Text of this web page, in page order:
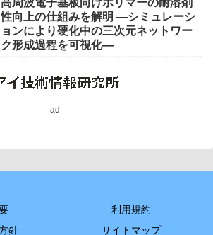
性向上の仕組みを解明 ―シミュレーシ
ョンにより硬化中の三次元ネットワー
ク形成過程を可視化―